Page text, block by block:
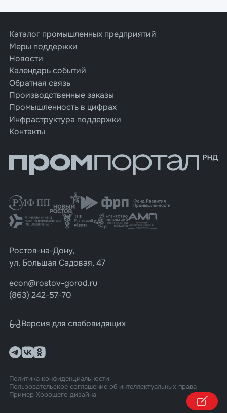
Каталог промышленных предприятий
Меры поддержки
Новости
Календарь событий
Обратная связь
Производственные заказы
Промышленность в цифрах
Инфраструктура поддержки
Контакты
Ростов-на-Дону,
ул. Большая Садовая, 47
econ@rostov-gorod.ru
(863) 242-57-70
Версия для слабовидящих
Политика конфиденциальности
Пользовательское соглашение об интеллектуальных права
Пример Хорошего дизайна